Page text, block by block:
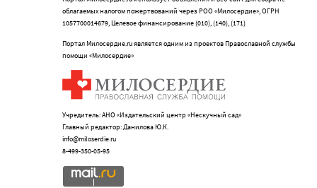
облагаемых налогом пожертвований через РОО «Милосердие», ОГРН
1057700014679, Целевое финансирование (010), (140), (171)
Портал Милосердие.ru является одним из проектов Православной службы
помощи «Милосердие»
Учредитель: АНО «Издательский центр «Нескучный сад»
Главный редактор: Данилова Ю.К.
info@miloserdie.ru
8-499-350-05-95